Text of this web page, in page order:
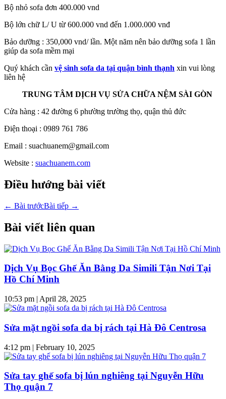
Bộ nhỏ sofa đơn 400.000 vnd
Bộ lớn chữ L/ U từ 600.000 vnd đến 1.000.000 vnđ
Bảo dưỡng : 350,000 vnd/ lần. Một năm nên bảo dưỡng sofa 1 lần
giúp da sofa mềm mại
Quý khách cần vệ sinh sofa da tại quận bình thạnh xin vui lòng
liên hệ
TRUNG TÂM DỊCH VỤ SỬA CHỮA NỆM SÀI GÒN
Cửa hàng : 42 đường 6 phường trường thọ, quận thủ đức
Điện thoại : 0989 761 786
Email : suachuanem@gmail.com
Website : suachuanem.com
Điều hướng bài viết
← Bài trướcBài tiếp →
Bài viết liên quan
Dịch Vụ Bọc Ghế Ăn Bằng Da Simili Tận Nơi Tại
Hồ Chí Minh
10:53 pm | April 28, 2025
Sửa mặt ngồi sofa da bị rách tại Hà Đô Centrosa
4:12 pm | February 10, 2025
Sửa tay ghế sofa bị lún nghiêng tại Nguyễn Hữu
Thọ quận 7